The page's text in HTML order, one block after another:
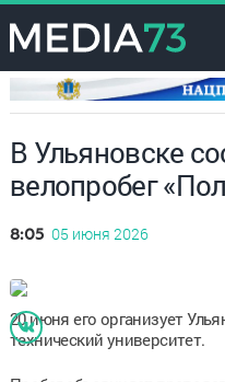
В Ульяновске
велопробег
8:05 05 июня 2026
20 июня его организует
технический университет.